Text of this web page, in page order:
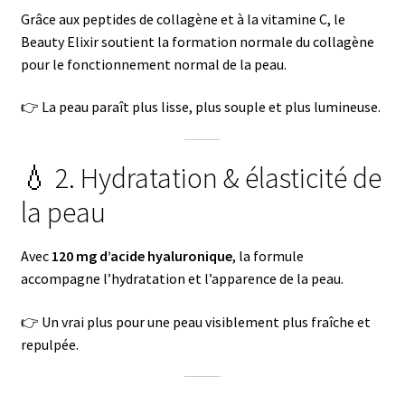
Grâce aux peptides de collagène et à la vitamine C, le
Beauty Elixir soutient la formation normale du collagène
pour le fonctionnement normal de la peau.
👉 La peau paraît plus lisse, plus souple et plus lumineuse.
💧 2. Hydratation & élasticité de
la peau
Avec 120 mg d’acide hyaluronique, la formule
accompagne l’hydratation et l’apparence de la peau.
👉 Un vrai plus pour une peau visiblement plus fraîche et
repulpée.